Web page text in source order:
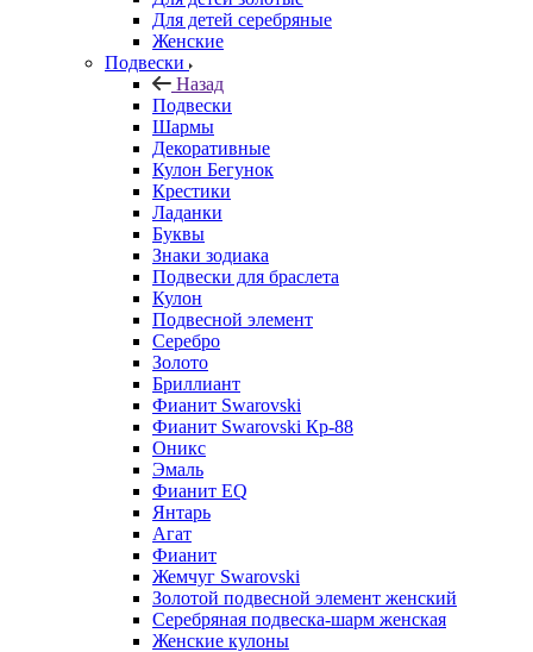
Для детей серебряные
Женские
Подвески
Назад
Подвески
Шармы
Декоративные
Кулон Бегунок
Крестики
Ладанки
Буквы
Знаки зодиака
Подвески для браслета
Кулон
Подвесной элемент
Серебро
Золото
Бриллиант
Фианит Swarovski
Фианит Swarovski Кр-88
Оникс
Эмаль
Фианит EQ
Янтарь
Агат
Фианит
Жемчуг Swarovski
Золотой подвесной элемент женcкий
Серебряная подвеска-шарм женская
Женские кулоны